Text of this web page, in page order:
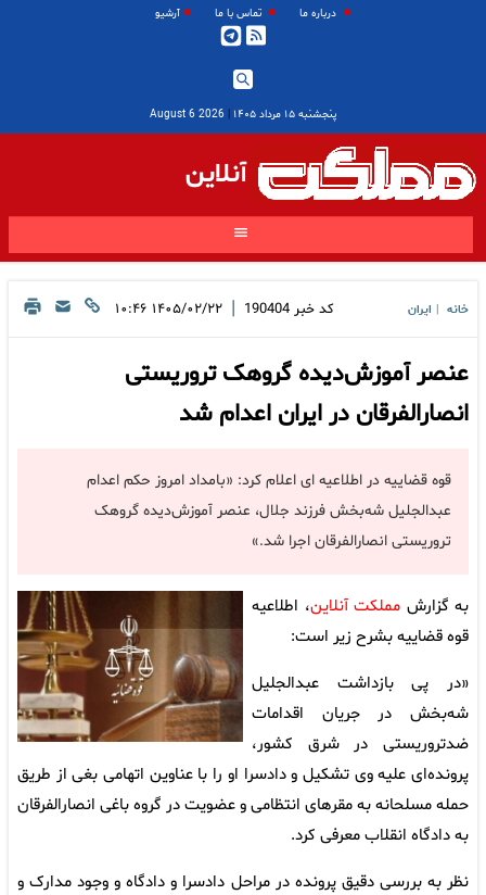
درباره ما تماس با ما آرشیو
پنجشنبه ۱۵ مرداد ۱۴۰۵ |
2026 August 6
آنلاین
خانه ایران کد خبر 190404
| ۱۴۰۵/۰۲/۲۲ ۱۰:۴۶
عنصر آموزش‌دیده گروهک تروریستی
انصارالفرقان در ایران اعدام شد
قوه قضاییه در اطلاعیه ای اعلام کرد: «بامداد امروز حکم اعدام
عبدالجلیل شه‌بخش فرزند جلال، عنصر آموزش‌دیده گروهک
تروریستی انصارالفرقان اجرا شد.»
به گزارش مملکت آنلاین، اطلاعیه
قوه قضاییه بشرح زیر است:
«در پی بازداشت عبدالجلیل
شه‌بخش در جریان اقدامات
ضدتروریستی در شرق کشور،
پرونده‌ای علیه وی تشکیل و دادسرا او را با عناوین اتهامی بغی از طریق
حمله مسلحانه به مقرهای انتظامی و عضویت در گروه باغی انصارالفرقان
به دادگاه انقلاب معرفی کرد.
نظر به بررسی دقیق پرونده در مراحل دادسرا و دادگاه و وجود مدارک و